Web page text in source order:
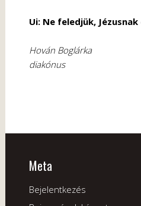
Ui: Ne feledjük,
Hován Boglárka
diakónus
Meta
Bejelentkezés